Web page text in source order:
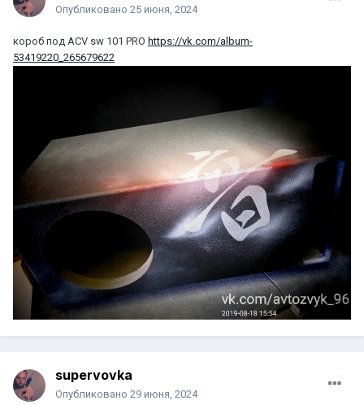
Опубликовано 25 июня, 2024
короб под ACV sw 101 PRO https://vk.com/album-
53419220_265679622
supervovka
Опубликовано 29 июня, 2024